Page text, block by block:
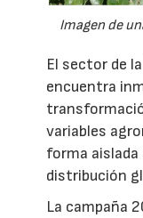
Imagen de
El sector de
encuentra
variables
forma aislada
distribución
La campaña